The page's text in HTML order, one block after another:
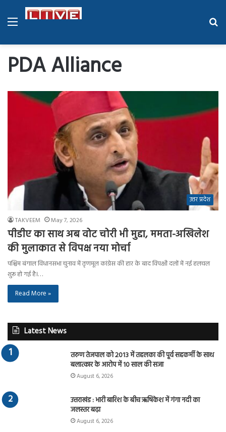
Menu
PDA Alliance
उत्तर प्रदेश
TAKVEEM May 7, 2026
पीडीए का साथ अब वोट चोरी भी मुद्दा, ममता-अखिलेश
की मुलाकात से विपक्ष नया मोर्चा
पश्चिम बंगाल विधानसभा चुनाव में तृणमूल कांग्रेस की हार के बाद विपक्षी दलों में नई हलचल
शुरू हो गई है।…
Read More »
Latest News
तरुण तेजपाल को 2013 में तहलका की पूर्व सहकर्मी के साथ
बलात्कार के आरोप में 10 साल की सजा
August 6, 2026
उत्तराखंड : भारी बारिश के बीच ऋषिकेश में गंगा नदी का
जलस्तर बढ़ा
August 6, 2026